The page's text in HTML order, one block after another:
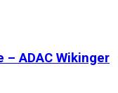
ADAC Wikinger